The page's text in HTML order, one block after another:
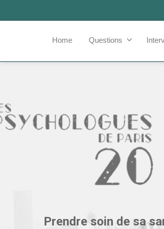
Home Questions
Prendre soin de sa